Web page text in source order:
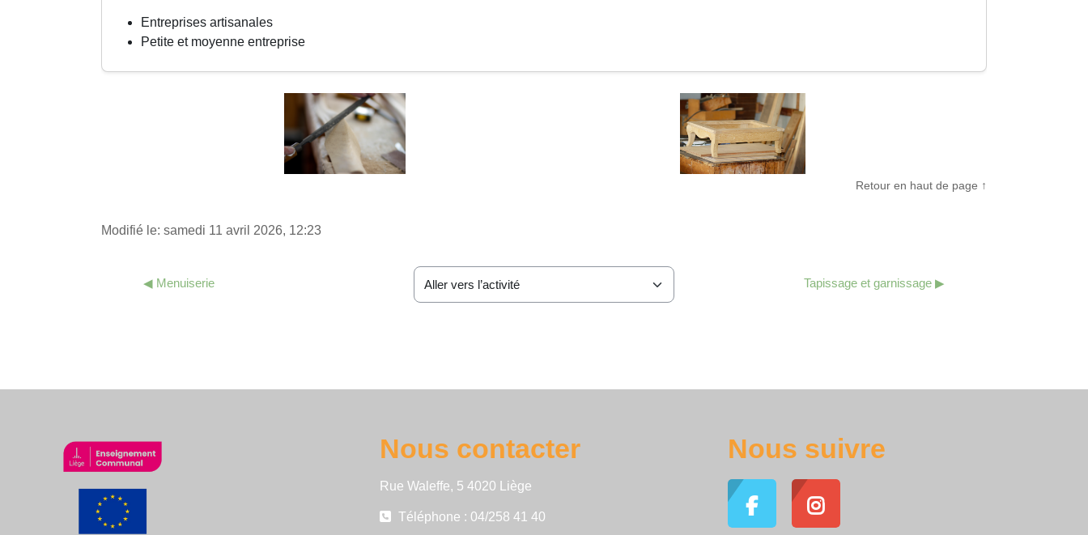
Entreprises artisanales
Petite et moyenne entreprise
Retour en haut de page ↑
Modifié le: samedi 11 avril 2026, 12:23
◀︎ Menuiserie
Aller vers l’activité
Tapissage et garnissage ▶︎
Nous contacter
Rue Waleffe, 5 4020 Liège
Téléphone : 04/258 41 40
Nous suivre